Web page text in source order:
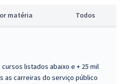
matéria Todos
listados abaixo e + 25 mil
as carreiras do serviço público